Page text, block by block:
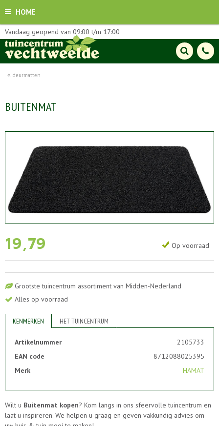
HOME
deurmatten
Vandaag geopend van 09:00 t/m 17:00
BUITENMAT
19,79 Op voorraad
Grootste tuincentrum assortiment van Midden-Nederland
Alles op voorraad
KENMERKEN HET TUINCENTRUM
Artikelnummer
2105733
EAN code
8712088025395
Merk
HAMAT
Wilt u Buitenmat kopen? Kom langs in ons sfeervolle tuincentrum en
laat u inspireren. We helpen u graag en geven vakkundig advies om